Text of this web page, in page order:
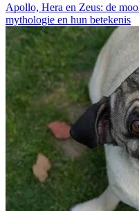
Apollo, Hera en Zeus: de
mythologie en hun betekenis